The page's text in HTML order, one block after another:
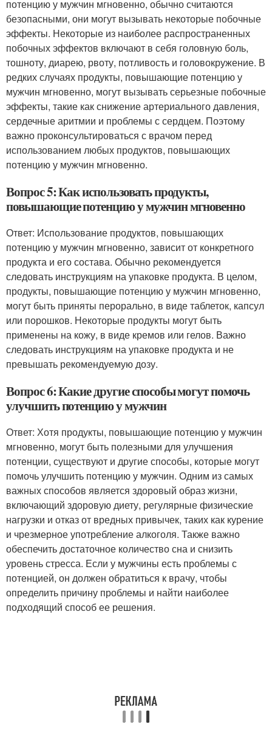
потенцию у мужчин мгновенно, обычно считаются
безопасными, они могут вызывать некоторые побочные
эффекты. Некоторые из наиболее распространенных
побочных эффектов включают в себя головную боль,
тошноту, диарею, рвоту, потливость и головокружение. В
редких случаях продукты, повышающие потенцию у
мужчин мгновенно, могут вызывать серьезные побочные
эффекты, такие как снижение артериального давления,
сердечные аритмии и проблемы с сердцем. Поэтому
важно проконсультироваться с врачом перед
использованием любых продуктов, повышающих
потенцию у мужчин мгновенно.
Вопрос 5: Как использовать продукты,
повышающие потенцию у мужчин мгновенно
Ответ: Использование продуктов, повышающих
потенцию у мужчин мгновенно, зависит от конкретного
продукта и его состава. Обычно рекомендуется
следовать инструкциям на упаковке продукта. В целом,
продукты, повышающие потенцию у мужчин мгновенно,
могут быть приняты перорально, в виде таблеток, капсул
или порошков. Некоторые продукты могут быть
применены на кожу, в виде кремов или гелов. Важно
следовать инструкциям на упаковке продукта и не
превышать рекомендуемую дозу.
Вопрос 6: Какие другие способы могут помочь
улучшить потенцию у мужчин
Ответ: Хотя продукты, повышающие потенцию у мужчин
мгновенно, могут быть полезными для улучшения
потенции, существуют и другие способы, которые могут
помочь улучшить потенцию у мужчин. Одним из самых
важных способов является здоровый образ жизни,
включающий здоровую диету, регулярные физические
нагрузки и отказ от вредных привычек, таких как курение
и чрезмерное употребление алкоголя. Также важно
обеспечить достаточное количество сна и снизить
уровень стресса. Если у мужчины есть проблемы с
потенцией, он должен обратиться к врачу, чтобы
определить причину проблемы и найти наиболее
подходящий способ ее решения.